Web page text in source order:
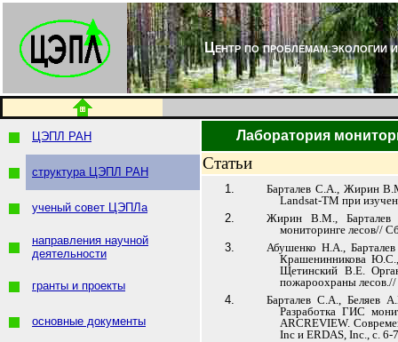
Центр по проблемам экологии
ЦЭПЛ РАН
структура ЦЭПЛ РАН
ученый совет ЦЭПЛа
направления научной
деятельности
гранты и проекты
основные документы
Лаборатория
Статьи
Барталев С.А., Жирин
Landsat-TM при
Жирин В.М., Барталев
мониторинге лесов//
Абушенко Н.А.,
Крашенинникова
Щетинский В.Е.
пожароохраны
Барталев С.А., Беляев
Разработка ГИС
ARCREVIEW.
Inc и ERDAS, Inc., с. 6-